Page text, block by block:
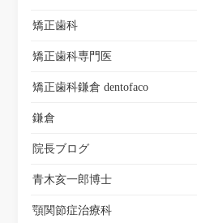
矯正歯科
矯正歯科専門医
矯正歯科鎌倉 dentofaco
鎌倉
院長ブログ
青木亥一郎博士
顎関節症治療科